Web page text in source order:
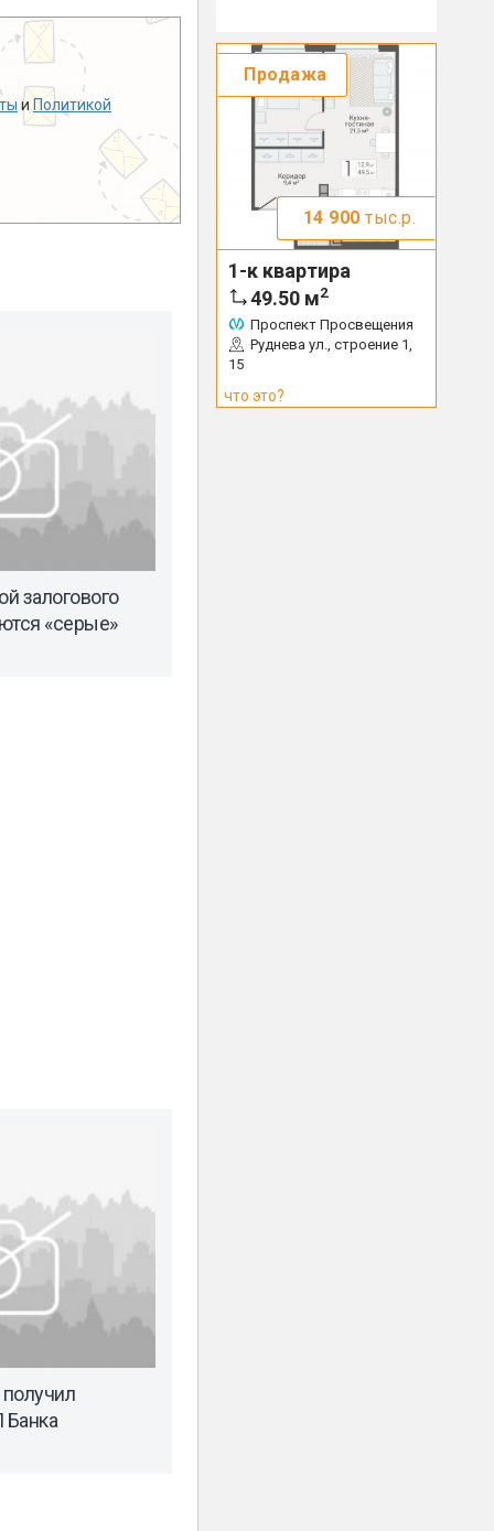
и Политикой
залогового
«серые»
Продажа
14 900 тыс.р.
1-к квартира
49.50 м2
Проспект Просвещения
Руднева ул., строение 1,
15
что это?